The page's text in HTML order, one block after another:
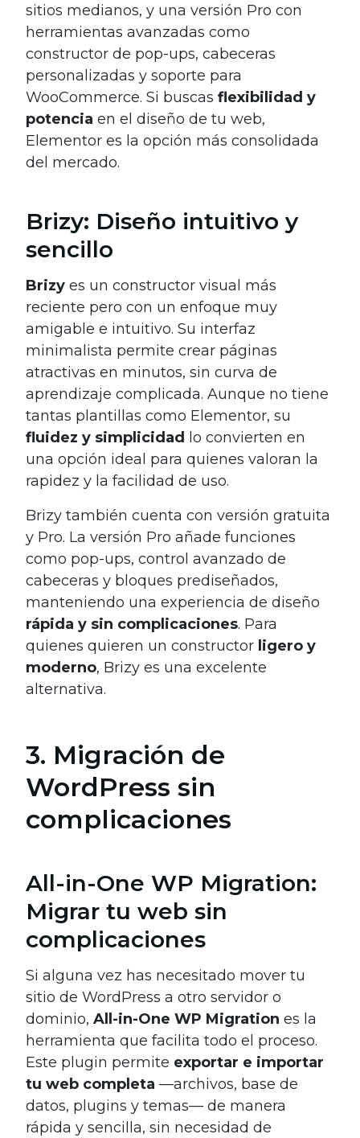
sitios medianos, y una versión Pro con
herramientas avanzadas como
constructor de pop-ups, cabeceras
personalizadas y soporte para
WooCommerce. Si buscas flexibilidad y
potencia en el diseño de tu web,
Elementor es la opción más consolidada
del mercado.
Brizy: Diseño intuitivo y
sencillo
Brizy es un constructor visual más
reciente pero con un enfoque muy
amigable e intuitivo. Su interfaz
minimalista permite crear páginas
atractivas en minutos, sin curva de
aprendizaje complicada. Aunque no tiene
tantas plantillas como Elementor, su
fluidez y simplicidad
lo convierten en
una opción ideal para quienes valoran la
rapidez y la facilidad de uso.
Brizy también cuenta con versión gratuita
y Pro. La versión Pro añade funciones
como pop-ups, control avanzado de
cabeceras y bloques prediseñados,
manteniendo una experiencia de diseño
rápida y sin complicaciones. Para
quienes quieren un constructor ligero y
moderno, Brizy es una excelente
alternativa.
3. Migración de
WordPress sin
complicaciones
All-in-One WP Migration:
Migrar tu web sin
complicaciones
Si alguna vez has necesitado mover tu
sitio de WordPress a otro servidor o
dominio, All-in-One WP Migration es la
herramienta que facilita todo el proceso.
Este plugin permite exportar e importar
tu web completa —archivos, base de
datos, plugins y temas— de manera
rápida y sencilla, sin necesidad de